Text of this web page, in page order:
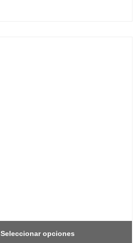
Seleccionar opciones